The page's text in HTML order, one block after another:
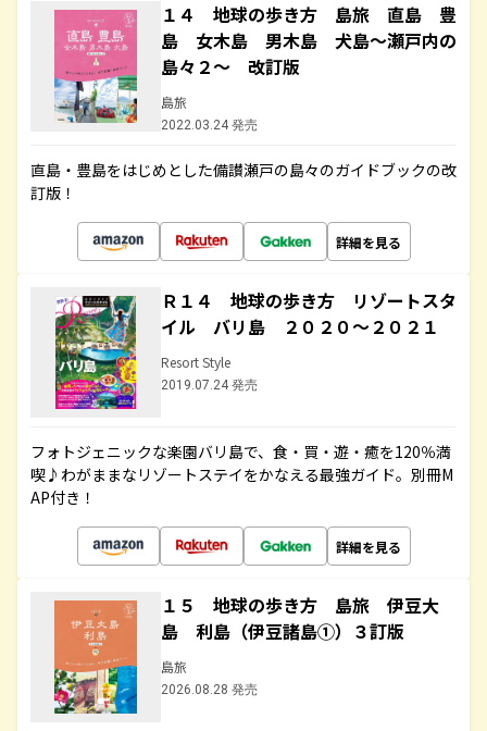
１４ 地球の歩き方 島旅 直島 豊
島 女木島 男木島 犬島～瀬戸内の
島々２～ 改訂版
島旅
2022.03.24 発売
直島・豊島をはじめとした備讃瀬戸の島々のガイドブックの改
訂版！
詳細を見る
Ｒ１４ 地球の歩き方 リゾートスタ
イル バリ島 ２０２０～２０２１
Resort Style
2019.07.24 発売
フォトジェニックな楽園バリ島で、食・買・遊・癒を120％満
喫♪わがままなリゾートステイをかなえる最強ガイド。別冊M
AP付き！
詳細を見る
１５ 地球の歩き方 島旅 伊豆大
島 利島（伊豆諸島①）３訂版
島旅
2026.08.28 発売